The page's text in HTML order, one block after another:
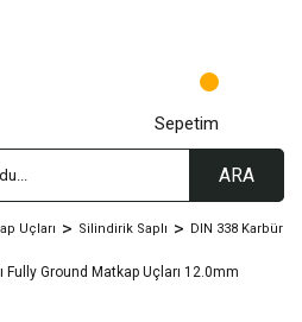
ARA
Sepetim
Uçları Silindirik Saplı DIN 338 Karbür -